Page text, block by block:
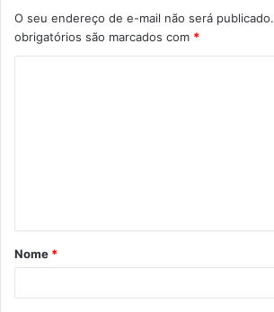
O seu endereço de e-mail não será publicado.
obrigatórios são marcados com *
á
r
Nome *